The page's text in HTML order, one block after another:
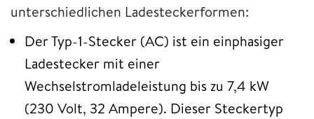
unterschiedlichen Ladesteckerformen:
Der Typ-1-Stecker (AC) ist ein einphasiger
Ladestecker mit einer
Wechselstromladeleistung bis zu 7,4 kW
(230 Volt, 32 Ampere). Dieser Steckertyp